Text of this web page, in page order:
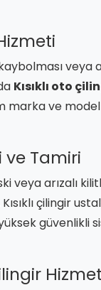
veya
Kısıklı oto
marka ve
ve Tamiri
veya arızalı
çilingir
güvenlikli